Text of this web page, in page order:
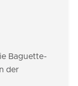
Baguette-
der